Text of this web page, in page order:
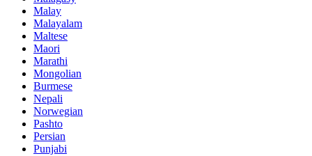
Malay
Malayalam
Maltese
Maori
Marathi
Mongolian
Burmese
Nepali
Norwegian
Pashto
Persian
Punjabi